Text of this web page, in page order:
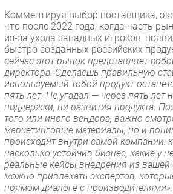
Каталог компаний
Комментируя выбор поставщика,
что после 2022 года, когда часть
из-за ухода западных игроков,
быстро созданных российских
сейчас этот рынок представляет
директора. Сделаешь правильную
используемый тобой продукт
пять лет. Не угадал — через пять лет
поддержки, ни развития продукта.
того или иного вендора, важно
маркетинговые материалы, но и
происходит внутри самой компании:
насколько устойчив бизнес, какие у
реальные кейсы внедрения из
можно привлекать экспертов,
прямом диалоге с производителями».